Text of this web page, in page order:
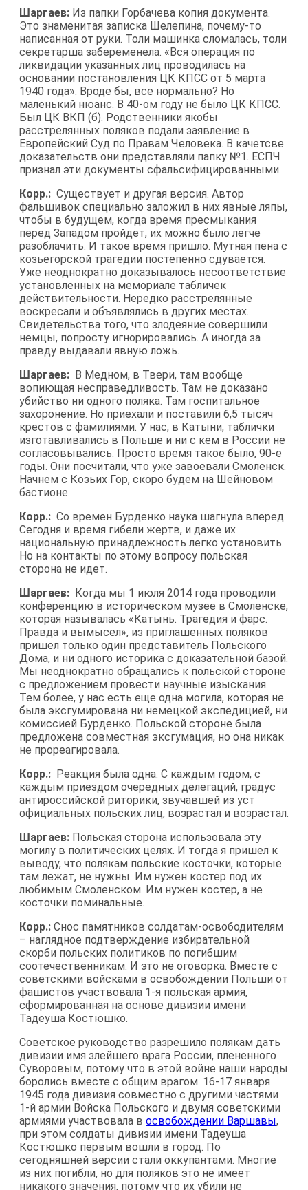
Шаргаев: Из папки Горбачева копия документа.
Это знаменитая записка Шелепина, почему-то
написанная от руки. Толи машинка сломалась, толи
секретарша забеременела. «Вся операция по
ликвидации указанных лиц проводилась на
основании постановления ЦК КПСС от 5 марта
1940 года». Вроде бы, все нормально? Но
маленький нюанс. В 40-ом году не было ЦК КПСС.
Был ЦК ВКП (б). Родственники якобы
расстрелянных поляков подали заявление в
Европейский Суд по Правам Человека. В качетсве
доказательств они представляли папку №1. ЕСПЧ
признал эти документы сфальсифицированными.
Корр.: Существует и другая версия. Автор
фальшивок специально заложил в них явные ляпы,
чтобы в будущем, когда время пресмыкания
перед Западом пройдет, их можно было легче
разоблачить. И такое время пришло. Мутная пена с
козьегорской трагедии постепенно сдувается.
Уже неоднократно доказывалось несоответствие
установленных на мемориале табличек
действительности. Нередко расстрелянные
воскресали и объявлялись в других местах.
Свидетельства того, что злодеяние совершили
немцы, попросту игнорировались. А иногда за
правду выдавали явную ложь.
Шаргаев: В Медном, в Твери, там вообще
вопиющая несправедливость. Там не доказано
убийство ни одного поляка. Там госпитальное
захоронение. Но приехали и поставили 6,5 тысяч
крестов с фамилиями. У нас, в Катыни, таблички
изготавливались в Польше и ни с кем в России не
согласовывались. Просто время такое было, 90-е
годы. Они посчитали, что уже завоевали Смоленск.
Начнем с Козьих Гор, скоро будем на Шейновом
бастионе.
Корр.: Со времен Бурденко наука шагнула вперед.
Сегодня и время гибели жертв, и даже их
национальную принадлежность легко установить.
Но на контакты по этому вопросу польская
сторона не идет.
Шаргаев: Когда мы 1 июля 2014 года проводили
конференцию в историческом музее в Смоленске,
которая называлась «Катынь. Трагедия и фарс.
Правда и вымысел», из приглашенных поляков
пришел только один представитель Польского
Дома, и ни одного историка с доказательной базой.
Мы неоднократно обращались к польской стороне
с предложением провести научные изыскания.
Тем более, у нас есть еще одна могила, которая не
была эксгумирована ни немецкой экспедицией, ни
комиссией Бурденко. Польской стороне была
предложена совместная эксгумация, но она никак
не прореагировала.
Корр.: Реакция была одна. С каждым годом, с
каждым приездом очередных делегаций, градус
антироссийской риторики, звучавшей из уст
официальных польских лиц, возрастал и возрастал.
Шаргаев: Польская сторона использовала эту
могилу в политических целях. И тогда я пришел к
выводу, что полякам польские косточки, которые
там лежат, не нужны. Им нужен костер под их
любимым Смоленском. Им нужен костер, а не
косточки поминальные.
Корр.: Снос памятников солдатам-освободителям
– наглядное подтверждение избирательной
скорби польских политиков по погибшим
соотечественникам. И это не оговорка. Вместе с
советскими войсками в освобождении Польши от
фашистов участвовала 1-я польская армия,
сформированная на основе дивизии имени
Тадеуша Костюшко.
Советское руководство разрешило полякам дать
дивизии имя злейшего врага России, плененного
Суворовым, потому что в этой войне наши народы
боролись вместе с общим врагом. 16-17 января
1945 года дивизия совместно с другими частями
1-й армии Войска Польского и двумя советскими
армиями участвовала в освобождении Варшавы,
при этом солдаты дивизии имени Тадеуша
Костюшко первым вошли в город. По
сегодняшней версии стали оккупантами. Многие
из них погибли, но для поляков это не имеет
никакого значения, потому что их убили не